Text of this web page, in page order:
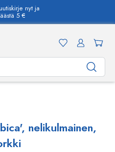
nyt ja
5 €
nelikulmainen,